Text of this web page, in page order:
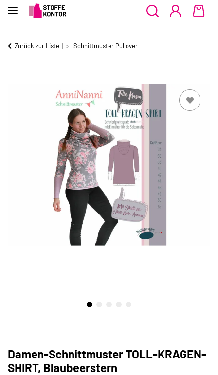
Zurück zur Liste Schnittmuster Pullover
Damen-Schnittmuster TOLL-KRAGEN-
SHIRT, Blaubeerstern